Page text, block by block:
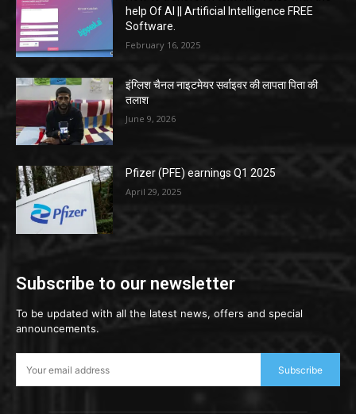
help Of AI || Artificial Intelligence FREE
Software.
February 16, 2025
इंग्लिश चैनल नाइटमेयर सर्वाइवर की लापता पिता की
तलाश
June 9, 2026
Pfizer (PFE) earnings Q1 2025
April 29, 2025
Subscribe to our newsletter
To be updated with all the latest news, offers and special
announcements.
Subscribe